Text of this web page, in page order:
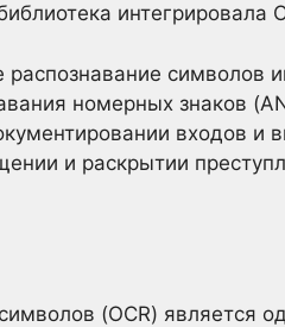
интегрировала
распознавание
номерных знаков
входов и
и раскрытии
(OCR) является